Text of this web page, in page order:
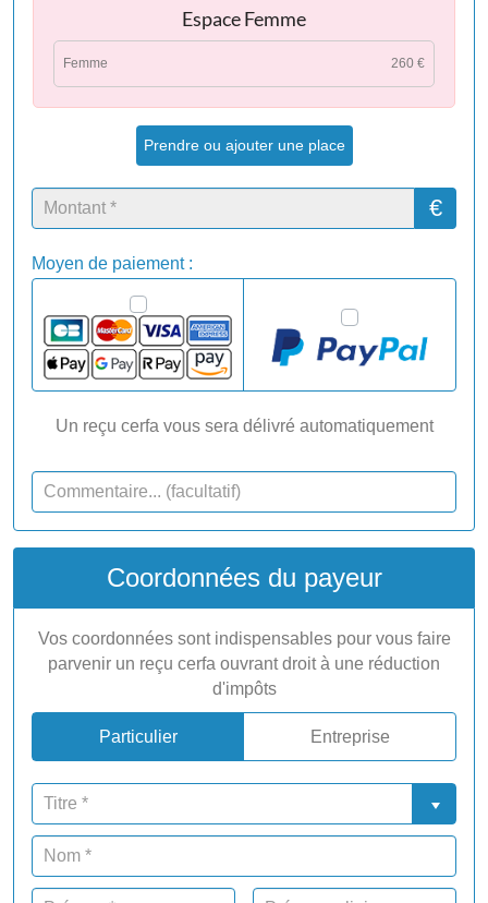
Espace Femme
Femme 260 €
Prendre ou ajouter une place
€
Moyen de paiement :
Un reçu cerfa vous sera délivré automatiquement
Coordonnées du payeur
Vos coordonnées sont indispensables pour vous faire
parvenir un reçu cerfa ouvrant droit à une réduction
d'impôts
Particulier Entreprise